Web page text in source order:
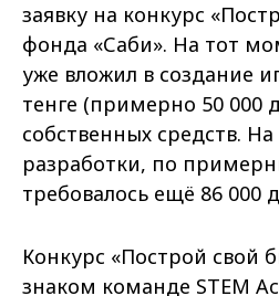
заявку на конкурс
фонда «Саби». На тот
уже вложил в создание
тенге (примерно 50 000
собственных средств.
разработки, по
требовалось ещё 86 000
Конкурс «Построй свой
знаком команде STEM